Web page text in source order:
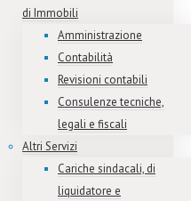
di Immobili
Amministrazione
Contabilità
Revisioni contabili
Consulenze tecniche,
legali e fiscali
Altri Servizi
Cariche sindacali, di
liquidatore e